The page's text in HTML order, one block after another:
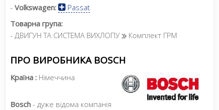
- Volkswagen:
Passat
Товарна група:
- ДВИГУН ТА СИСТЕМА ВИХЛОПУ
Комплект ГРМ
ПРО ВИРОБНИКА BOSCH
Країна : Німеччина
Bosch - дуже відома компанія